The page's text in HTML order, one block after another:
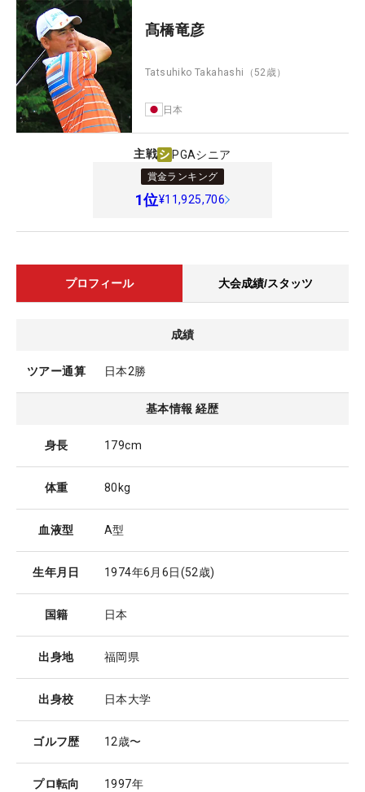
髙橋竜彦
Tatsuhiko Takahashi （52歳）
日本
主戦 PGAシニア
賞金ランキング
1位¥11,925,706
プロフィール 大会成績/スタッツ
成績
ツアー通算 日本2勝
基本情報 経歴
身長 179cm
体重 80kg
血液型 A型
生年月日 1974年6月6日(52歳)
国籍 日本
出身地 福岡県
出身校 日本大学
ゴルフ歴 12歳〜
プロ転向 1997年